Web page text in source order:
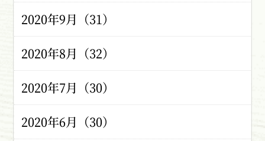
2020年9月（31）
2020年8月（32）
2020年7月（30）
2020年6月（30）